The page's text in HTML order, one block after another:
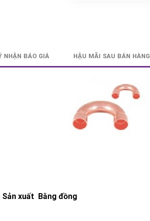
NHẬN BÁO GIÁ HẬU MÃI SAU BÁN HÀNG
Sản xuất Bằng đồng